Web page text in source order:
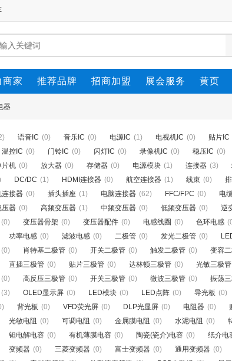
商家 推荐品牌 招商加盟 展会服务 黄页
器
语音IC (0) 音乐IC (0) 电源IC (1) 电视机IC (0) 贴片IC
温控IC (0) 门铃IC (0) 闪灯IC (0) 录像机IC (0) 稳压IC (0)
片机 (0) 放大器 (0) 存储器 (0) 电源模块 (1) 连接器 (3)
DC/DC (1) HDMI连接器 (0) 航空连接器 (1) 线束 (0)
连接器 (0) 插头插座 (1) 电脑连接器 (62) FFC/FPC (0) 电
压器 (0) 高频变压器 (1) 中频变压器 (0) 低频变压器 (0) 逆
(0) 变压器骨架 (0) 变压器配件 (0) 电感线圈 (0) 色环电感
功率电感 (0) 滤波电感 (0) 二极管 (0) 发光二极管 (0)
(0) 肖特基二极管 (0) 开关二极管 (0) 触发二极管 (0) 变容
直插三极管 (0) 贴片三极管 (0) 达林顿三极管 (0) 光敏三极管
(0) 高反压三极管 (0) 开关三极管 (0) 微波三极管 (0) 振荡
(3) OLED显示屏 (0) LED模块 (0) LED点阵 (0) 导光板 (0)
背光板 (0) VFD荧光屏 (0) DLP光显屏 (0) 电阻器 (0)
光敏电阻 (0) 可调电阻 (0) 金属膜电阻 (0) 水泥电阻 (0)
钽电解电容 (0) 有机薄膜电容 (0) 陶瓷(瓷介)电容 (0) 纸介电
变频器 (0) 三菱变频器 (0) 富士变频器 (0) 通用变频器 (0)